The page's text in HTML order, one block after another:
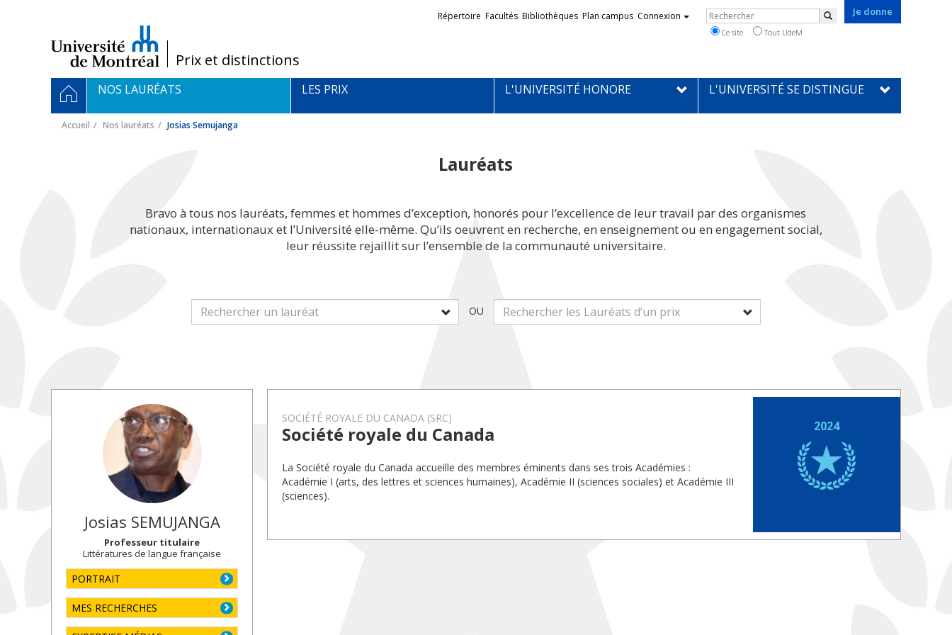
/Prix et distinctions
Je donne
Liens
externes
Répertoire Facultés Bibliothèques Plan campus Connexion Rechercher
Rechercher
Ce site Tout UdeM
Navigation
principale
ACCUEIL
NOS LAURÉATS LES PRIX L'UNIVERSITÉ HONORE L'UNIVERSITÉ SE DISTINGUE
Accueil Nos lauréats Josias Semujanga
Lauréats
Bravo à tous nos lauréats, femmes et hommes d’exception, honorés pour l’excellence de leur travail par des organismes
nationaux, internationaux et l’Université elle-même. Qu’ils oeuvrent en recherche, en enseignement ou en engagement social,
leur réussite rejaillit sur l’ensemble de la communauté universitaire.
OU
Josias SEMUJANGA
Professeur titulaire
Littératures de langue française
PORTRAIT
MES RECHERCHES
SOCIÉTÉ ROYALE DU CANADA (SRC)
Société royale du Canada
La Société royale du Canada accueille des membres éminents dans ses trois Académies :
Académie I (arts, des lettres et sciences humaines), Académie II (sciences sociales) et Académie III
(sciences).
2024